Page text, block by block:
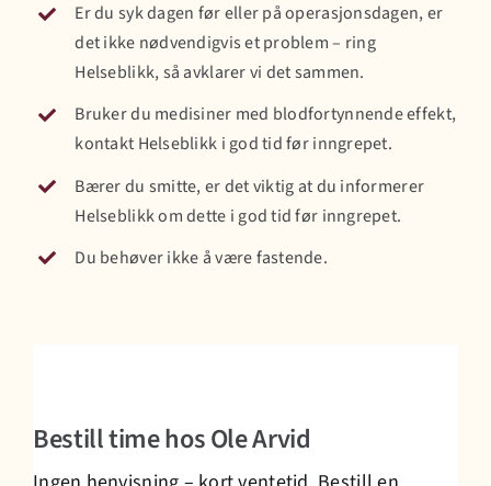
Er du syk dagen før eller på operasjonsdagen, er
det ikke nødvendigvis et problem – ring
Helseblikk, så avklarer vi det sammen.
Bruker du medisiner med blodfortynnende effekt,
kontakt Helseblikk i god tid før inngrepet.
Bærer du smitte, er det viktig at du informerer
Helseblikk om dette i god tid før inngrepet.
Du behøver ikke å være fastende.
Bestill time hos Ole Arvid